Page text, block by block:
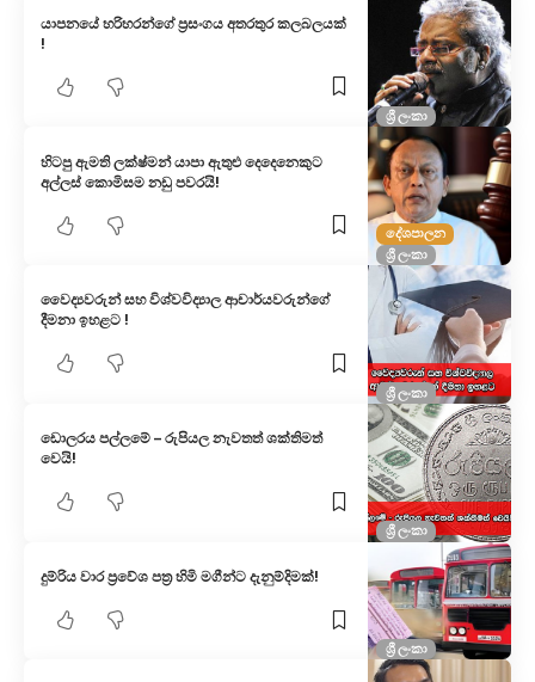
ශ්‍රී ලංකා
යාපනයේ හරිහරන්ගේ ප්‍රසංගය අතරතුර කලබලයක්
!
දේශපාලන
ශ්‍රී ලංකා
හිටපු ඇමති ලක්ෂ්මන් යාපා ඇතුළු දෙදෙනෙකුට
අල්ලස් කොමිසම නඩු පවරයි!
ශ්‍රී ලංකා
වෛද්‍යවරුන් සහ විශ්වවිද්‍යාල ආචාර්යවරුන්ගේ
දීමනා ඉහළට !
ශ්‍රී ලංකා
ඩොලරය පල්ලමේ – රුපියල නැවතත් ශක්තිමත්
වෙයි!
ශ්‍රී ලංකා
දුම්රිය වාර ප්‍රවේශ පත්‍ර හිමි මගීන්ට දැනුම්දිමක්!